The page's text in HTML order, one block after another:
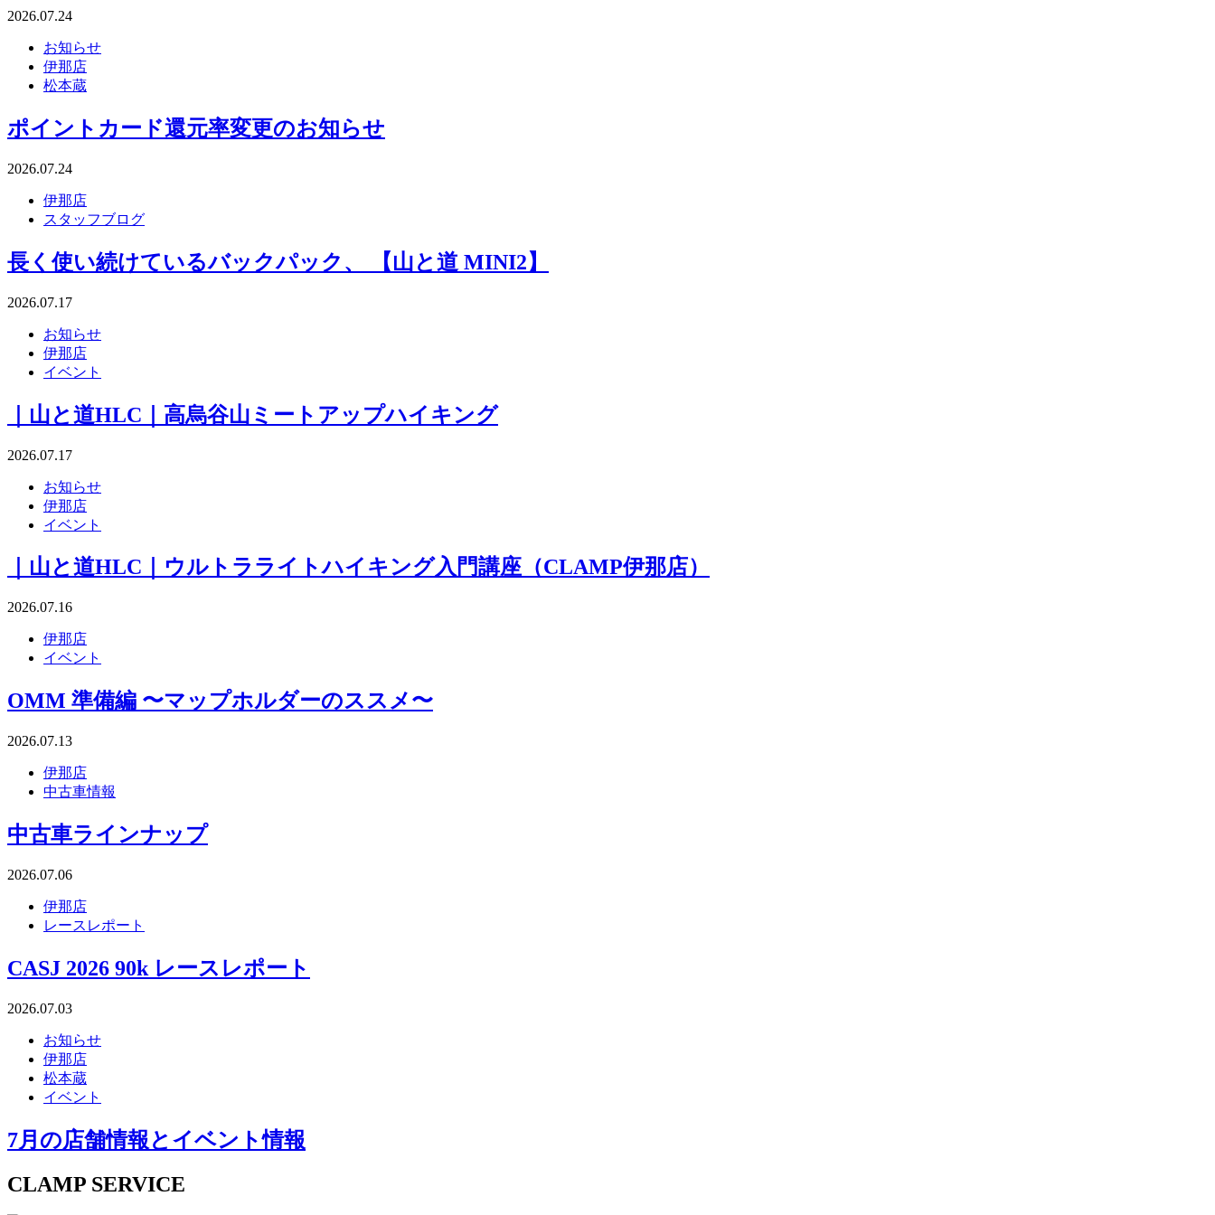
2026.07.24
お知らせ
伊那店
松本蔵
ポイントカード還元率変更のお知らせ
2026.07.24
伊那店
スタッフブログ
長く使い続けているバックパック、 【山と道 MINI2】
2026.07.17
お知らせ
伊那店
イベント
｜山と道HLC｜高烏谷山ミートアップハイキング
2026.07.17
お知らせ
伊那店
イベント
｜山と道HLC｜ウルトラライトハイキング入門講座（CLAMP伊那店）
2026.07.16
伊那店
イベント
OMM 準備編 〜マップホルダーのススメ〜
2026.07.13
伊那店
中古車情報
中古車ラインナップ
2026.07.06
伊那店
レースレポート
CASJ 2026 90k レースレポート
2026.07.03
お知らせ
伊那店
松本蔵
イベント
7月の店舗情報とイベント情報
CLAMP SERVICE